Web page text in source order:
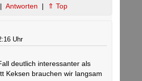
| Antworten | ⇑ Top
Uhr
deutlich interessanter als
Keksen brauchen wir langsam